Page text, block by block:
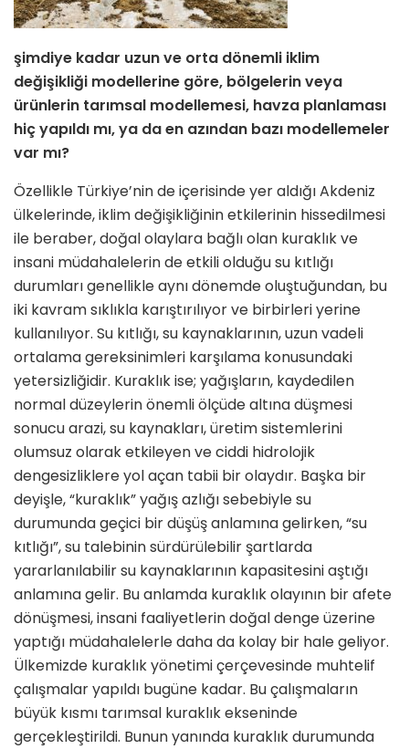
şimdiye kadar uzun ve orta dönemli iklim
değişikliği modellerine göre, bölgelerin veya
ürünlerin tarımsal modellemesi, havza planlaması
hiç yapıldı mı, ya da en azından bazı modellemeler
var mı?
Özellikle Türkiye’nin de içerisinde yer aldığı Akdeniz
ülkelerinde, iklim değişikliğinin etkilerinin hissedilmesi
ile beraber, doğal olaylara bağlı olan kuraklık ve
insani müdahalelerin de etkili olduğu su kıtlığı
durumları genellikle aynı dönemde oluştuğundan, bu
iki kavram sıklıkla karıştırılıyor ve birbirleri yerine
kullanılıyor. Su kıtlığı, su kaynaklarının, uzun vadeli
ortalama gereksinimleri karşılama konusundaki
yetersizliğidir. Kuraklık ise; yağışların, kaydedilen
normal düzeylerin önemli ölçüde altına düşmesi
sonucu arazi, su kaynakları, üretim sistemlerini
olumsuz olarak etkileyen ve ciddi hidrolojik
dengesizliklere yol açan tabii bir olaydır. Başka bir
deyişle, “kuraklık” yağış azlığı sebebiyle su
durumunda geçici bir düşüş anlamına gelirken, “su
kıtlığı”, su talebinin sürdürülebilir şartlarda
yararlanılabilir su kaynaklarının kapasitesini aştığı
anlamına gelir. Bu anlamda kuraklık olayının bir afete
dönüşmesi, insani faaliyetlerin doğal denge üzerine
yaptığı müdahalelerle daha da kolay bir hale geliyor.
Ülkemizde kuraklık yönetimi çerçevesinde muhtelif
çalışmalar yapıldı bugüne kadar. Bu çalışmaların
büyük kısmı tarımsal kuraklık ekseninde
gerçekleştirildi. Bunun yanında kuraklık durumunda